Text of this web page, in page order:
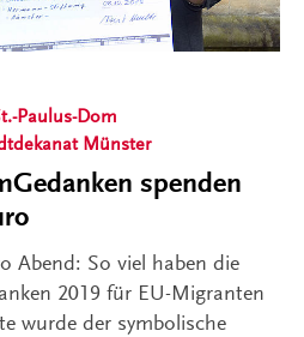
Paulus-Dom
Münster
spenden
Abend: So viel haben die
2019 für EU-Migranten
wurde der symbolische